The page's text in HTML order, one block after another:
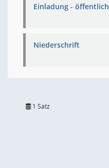
Einladung - öffentlich
Niederschrift
1 Satz